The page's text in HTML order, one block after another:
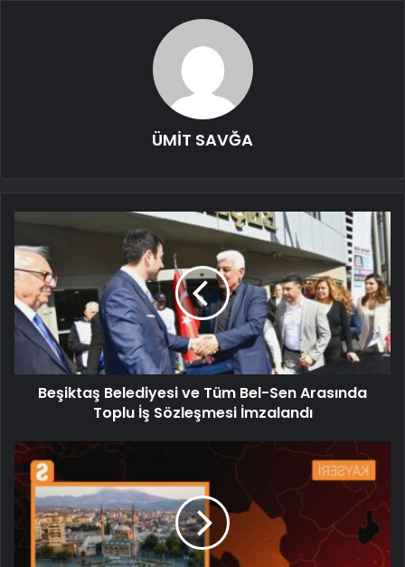
ÜMİT SAVĞA
Beşiktaş Belediyesi ve Tüm Bel-Sen Arasında
Toplu İş Sözleşmesi İmzalandı